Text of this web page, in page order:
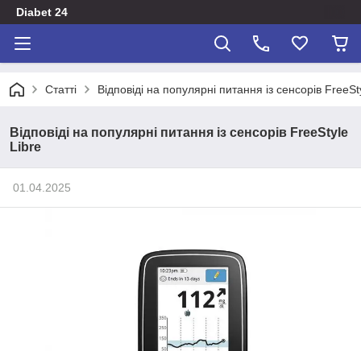
Diabet 24
Статті Відповіді на популярні питання із сенсорів
Відповіді на популярні питання із сенсорів FreeStyle
Libre
01.04.2025